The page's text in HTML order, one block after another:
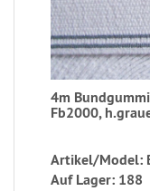
4m
Fb2000,
Artikel/Model:
Auf Lager: 188